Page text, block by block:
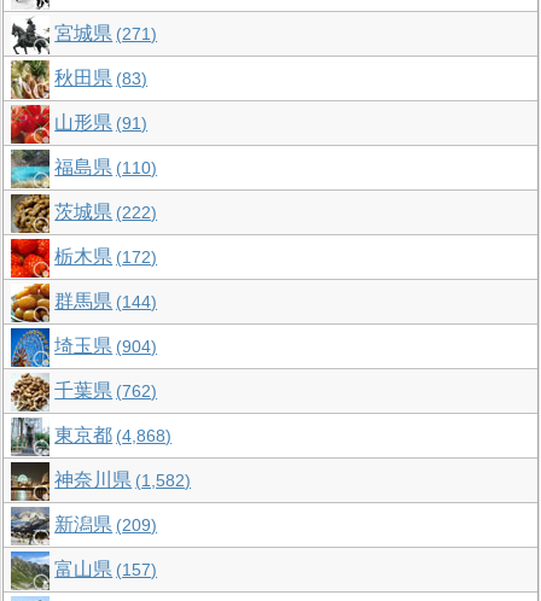
宮城県 271
秋田県 83
山形県 91
福島県 110
茨城県 222
栃木県 172
群馬県 144
埼玉県 904
千葉県 762
東京都 4,868
神奈川県 1,582
新潟県 209
富山県 157